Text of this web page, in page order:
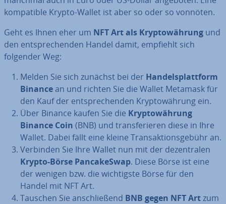
kom­pa­ti­ble Krypto-Wallet ist aber so oder so vonnöten.
Geht es Ihnen eher um NFT Art als Kryp­to­wäh­rung und
den ent­spre­chen­den Handel damit, empfiehlt sich
folgender Weg:
Melden Sie sich zunächst bei der Han­dels­platt­form
Binancean und richten Sie die Wallet Metamask für
den Kauf der ent­spre­chen­den Kryp­to­wäh­rung ein.
Über Binance kaufen Sie die Kryp­to­wäh­rung
Binance Coin (BNB) und trans­fe­rie­ren diese in Ihre
Wallet. Dabei fällt eine kleine Trans­ak­ti­ons­ge­bühr an.
Verbinden Sie Ihre Wallet nun mit der de­zen­tra­len
Krypto-Börse Pan­ca­keS­wap. Diese Börse ist eine
der wenigen bzw. die wich­tigs­te Börse für den
Handel mit NFT Art.
Tauschen Sie an­schlie­ßend BNB gegen NFT Artzum